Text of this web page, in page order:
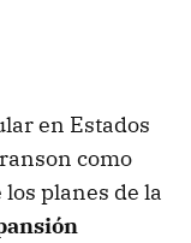
en Estados
como
planes de la